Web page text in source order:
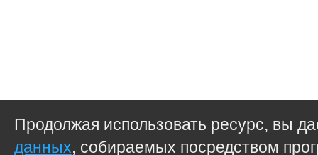
Продолжая использовать ресурс, вы
данных, собираемых посредством